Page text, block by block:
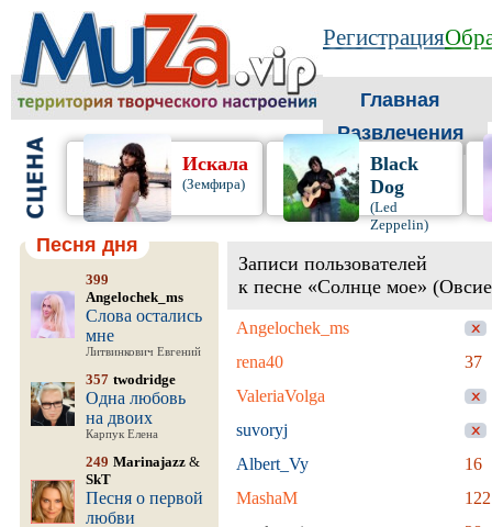
Регистрация
Главная
Развлечения
Искала
(Земфира)
Black
Dog
(Led
Zeppelin)
Песня дня
399
Angelochek_ms
Слова остались
мне
Литвинкович Евгений
357 twodridge
Одна любовь
на двоих
Карпук Елена
249 Marinajazz &
SkT
Песня о первой
любви
Записи пользователей
к песне «Солнце мое»
Angelochek_ms
rena40
37
ValeriaVolga
suvoryj
Albert_Vy
16
MashaM
122